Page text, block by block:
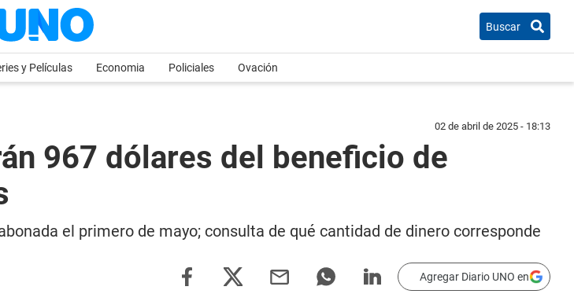
Buscar
y Películas Economia Policiales Ovación
02 de abril de 2025 - 18:13
967 dólares del beneficio de
el primero de mayo; consulta de qué cantidad de dinero corresponde
Agregar Diario UNO en